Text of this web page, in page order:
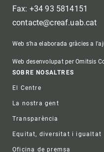
Fax: +34 93 5814151
contacte@creaf.uab.cat
Web s'ha elaborada gràcies a
Web desenvolupat per Omitsis
Footer
SOBRE NOSALTRES
El Centre
La nostra gent
Transparència
Equitat, diversitat i igualtat
Oficina de premsa